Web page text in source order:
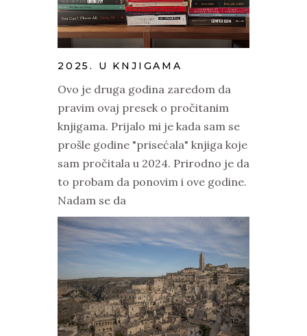
2025. U KNJIGAMA
Ovo je druga godina zaredom da
pravim ovaj presek o pročitanim
knjigama. Prijalo mi je kada sam se
prošle godine "prisećala" knjiga koje
sam pročitala u 2024. Prirodno je da
to probam da ponovim i ove godine.
Nadam se da